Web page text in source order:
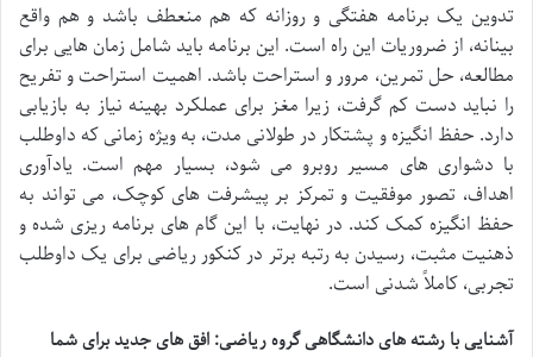
تدوین یک برنامه هفتگی و روزانه که هم منعطف باشد و هم واقع
بینانه، از ضروریات این راه است. این برنامه باید شامل زمان هایی برای
مطالعه، حل تمرین، مرور و استراحت باشد. اهمیت استراحت و تفریح
را نباید دست کم گرفت، زیرا مغز برای عملکرد بهینه نیاز به بازیابی
دارد. حفظ انگیزه و پشتکار در طولانی مدت، به ویژه زمانی که داوطلب
با دشواری های مسیر روبرو می شود، بسیار مهم است. یادآوری
اهداف، تصور موفقیت و تمرکز بر پیشرفت های کوچک، می تواند به
حفظ انگیزه کمک کند. در نهایت، با این گام های برنامه ریزی شده و
ذهنیت مثبت، رسیدن به رتبه برتر در کنکور ریاضی برای یک داوطلب
تجربی، کاملاً شدنی است.
آشنایی با رشته های دانشگاهی گروه ریاضی: افق های جدید برای شما